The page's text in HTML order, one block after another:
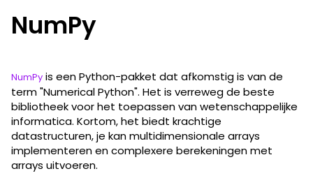
NumPy
NumPy is een Python-pakket dat afkomstig is van de
term "Numerical Python". Het is verreweg de beste
bibliotheek voor het toepassen van wetenschappelijke
informatica. Kortom, het biedt krachtige
datastructuren, je kan multidimensionale arrays
implementeren en complexere berekeningen met
arrays uitvoeren.